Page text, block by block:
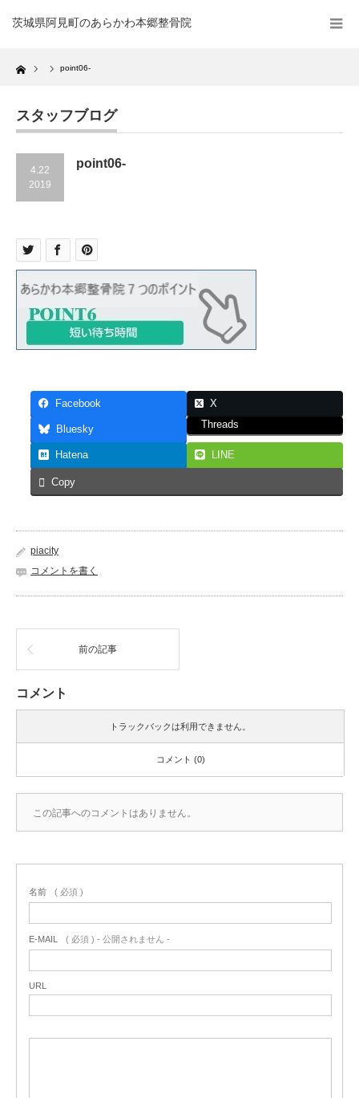
茨城県阿見町のあらかわ本郷整骨院
Home point06-
スタッフブログ
4.22
2019
point06-
Facebook X
Bluesky Threads
Hatena LINE
Copy
piacity
コメントを書く
前の記事
コメント
トラックバックは利用できません。
コメント (0)
この記事へのコメントはありません。
名前 ( 必須 )
E-MAIL ( 必須 ) - 公開されません -
URL